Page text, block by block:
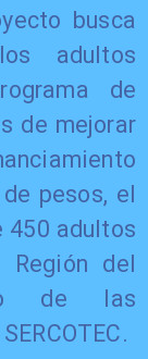
busca
adultos
de
de mejorar
pesos, el
450 adultos
Región del
de las